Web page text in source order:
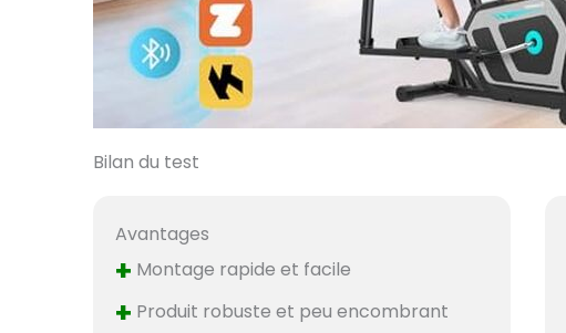
Bilan du test
Avantages
+ Montage rapide et facile
+ Produit robuste et peu encombrant